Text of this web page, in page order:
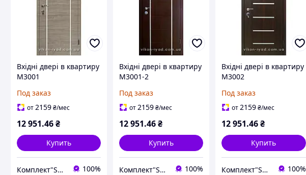
Вхідні двері в квартиру
М3001
Под заказ
от2159₴/мес
12 951.46₴
Купить
Комплект"Servis" 100%
Вхідні двері в квартиру
М3001-2
Под заказ
от2159₴/мес
12 951.46₴
Купить
Комплект"Servis" 100%
Вхідні двері в квартиру
М3002
Под заказ
от2159₴/мес
12 951.46₴
Купить
Комплект"Servis" 100%